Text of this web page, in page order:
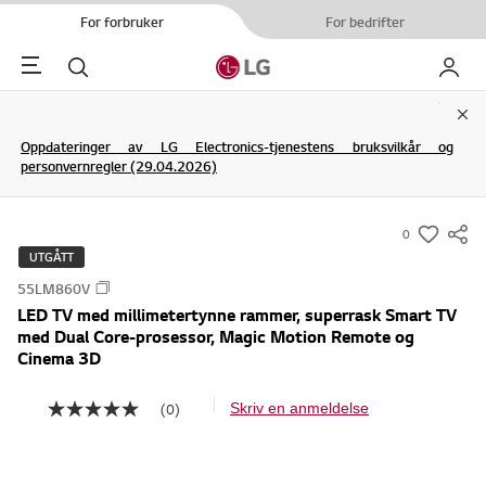
For forbruker For bedrifter
Menu Søk My LG
Oppdateringer av LG Electronics-tjenestens bruksvilkår og
personvernregler (29.04.2026)
0
s
m
UTGÅTT
55LM860V
LED TV med millimetertynne rammer, superrask Smart TV
med Dual Core-prosessor, Magic Motion Remote og
Cinema 3D
I(0) Skriv en anmeldelse